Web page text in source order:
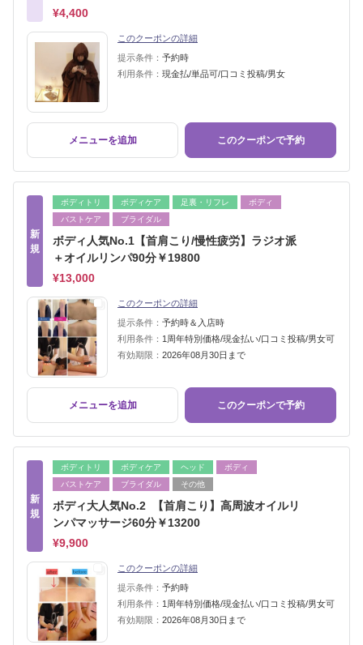
¥4,400
このクーポンの詳細
提示条件： 予約時
利用条件： 現金払/単品可/口コミ投稿/男女
メニューを追加 このクーポンで予約
新
規
ボディトリ ボディケア 足裏・リフレ
ボディ
バストケア
ブライダル
ボディ人気No.1【首肩こり/慢性疲労】ラジオ派
＋オイルリンパ90分￥19800
¥13,000
このクーポンの詳細
提示条件： 予約時＆入店時
利用条件： 1周年特別価格/現金払い/口コミ投稿/男女可
有効期限： 2026年08月30日まで
メニューを追加 このクーポンで予約
新
規
ボディトリ ボディケア ヘッド
ボディ
バストケア
ブライダル その他
ボディ大人気No.2 【首肩こり】高周波オイルリ
ンパマッサージ60分￥13200
¥9,900
このクーポンの詳細
提示条件： 予約時
利用条件： 1周年特別価格/現金払い/口コミ投稿/男女可
有効期限： 2026年08月30日まで